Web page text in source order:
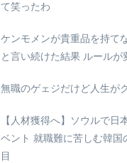
て笑ったわ
ケンモメンが貴重品を持て
と言い続けた結果 ルールが
無職のゲェジだけど人生が
【人材獲得へ】ソウルで日
ベント 就職難に苦しむ韓国
目